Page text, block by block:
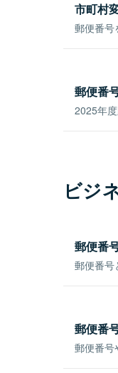
市町村
郵便番号
郵便番
2025年
ビジ
郵便番
郵便番号
郵便番
郵便番号